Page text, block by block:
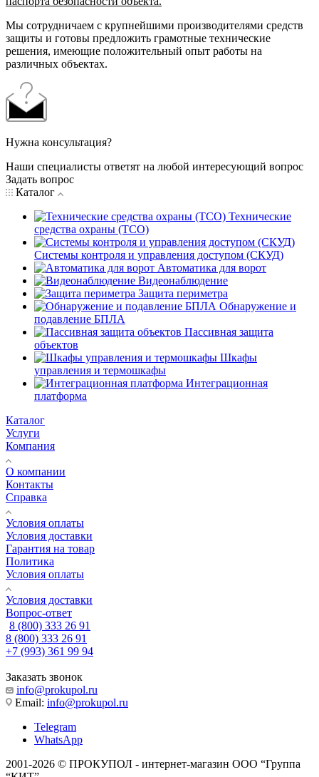
Мы сотрудничаем с крупнейшими производителями средств
защиты и готовы предложить грамотные технические
решения, имеющие положительный опыт работы на
различных объектах.
Нужна консультация?
Наши специалисты ответят на любой интересующий вопрос
Задать вопрос
Каталог
Технические
средства охраны (ТСО)
Системы контроля и управления доступом (СКУД)
Автоматика для ворот
Видеонаблюдение
Защита периметра
Обнаружение и
подавление БПЛА
Пассивная защита
объектов
Шкафы
управления и термошкафы
Интеграционная
платформа
Каталог
Услуги
Компания
О компании
Контакты
Справка
Условия оплаты
Условия доставки
Гарантия на товар
Политика
Условия оплаты
Условия доставки
Вопрос-ответ
8 (800) 333 26 91
8 (800) 333 26 91
+7 (993) 361 99 94
Заказать звонок
info@prokupol.ru
Email: info@prokupol.ru
Telegram
WhatsApp
2001-2026 © ПРОКУПОЛ - интернет-магазин ООО “Группа